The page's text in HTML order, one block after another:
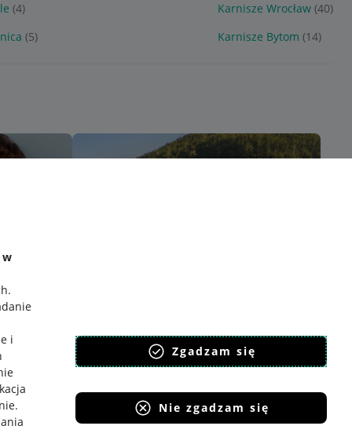
w
.
i
.
Zgadzam się
Nie zgadzam się
(4) Karnisze Wrocław (40)
(5) Karnisze Bytom (14)